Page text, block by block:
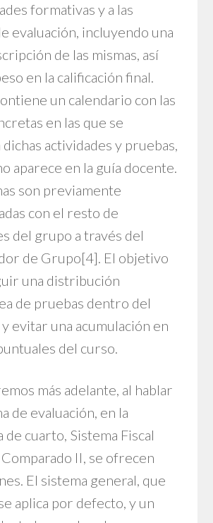
formativas y a las
evaluación, incluyendo una
de las mismas, así
en la calificación final.
un calendario con las
en las que se
actividades y pruebas,
aparece en la guía docente.
son previamente
con el resto de
del grupo a través del
de Grupo[4]. El objetivo
una distribución
de pruebas dentro del
evitar una acumulación en
del curso.
más adelante, al hablar
de evaluación, en la
de cuarto, Sistema Fiscal
II, se ofrecen
El sistema general, que
aplica por defecto, y un